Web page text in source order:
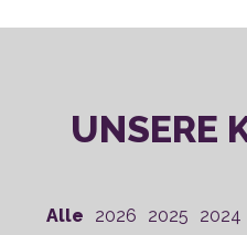
UNSERE
Alle 2026 2025 2024